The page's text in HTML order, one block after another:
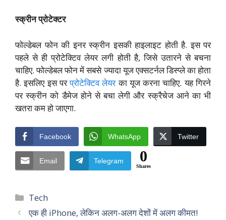
स्क्रीन प्रोटेक्टर
फोल्डेबल फोन की इनर स्क्रीन इसकी हाइलाइट होती है. इस पर
पहले से ही प्रोटेक्टिव लेयर लगी होती है, जिसे उतारने से बचना
चाहिए. फोल्डेबल फोन में सबसे ज्यादा यूज एक्सटर्नल डिस्प्ले का होता
है. इसलिए इस परप्रोटेक्टिव लेयरका यूज करना चाहिए. यह गिरने
पर स्क्रीन को डैमेज होने से बचा लेगी और स्क्रैचेज आने का भी
खतरा कम हो जाएगा.
Facebook WhatsApp Twitter
Email Telegram 0
Shares
Categories
Tech
एक ही iPhone, लेकिन अलग-अलग देशों में अलग कीमत!